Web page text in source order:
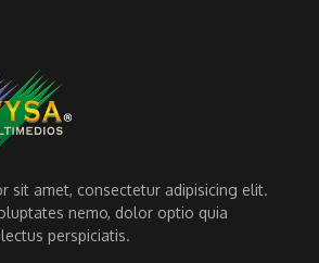
sit amet, consectetur adipisicing elit.
nemo, dolor optio quia
perspiciatis.